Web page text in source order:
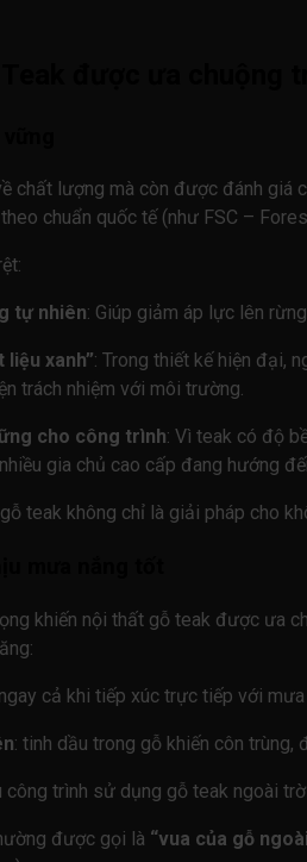
chất lượng mà còn được đánh giá
chuẩn quốc tế (như FSC –
tự nhiên: Giúp giảm áp lực lên
xanh”: Trong thiết kế hiện đại,
trách nhiệm với môi trường.
cho công trình: Vì teak có độ
gia chủ cao cấp đang hướng
teak không chỉ là giải pháp cho
khiến nội thất gỗ teak được ưa
cả khi tiếp xúc trực tiếp với
: tinh dầu trong gỗ khiến côn trùng,
công trình sử dụng gỗ teak ngoài
được gọi là “vua của gỗ